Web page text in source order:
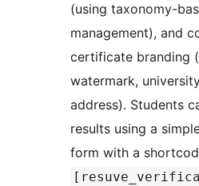
(using taxonomy-
management), and
certificate branding
watermark,
address). Students
results using a
form with a